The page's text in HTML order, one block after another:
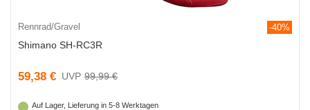
Rennrad/Gravel -40%
Shimano SH-RC3R
59,38 € 99,99 €
Auf Lager, Lieferung in 5-8 Werktagen